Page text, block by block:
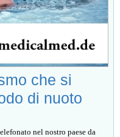
che si
di nuoto
nel nostro paese da